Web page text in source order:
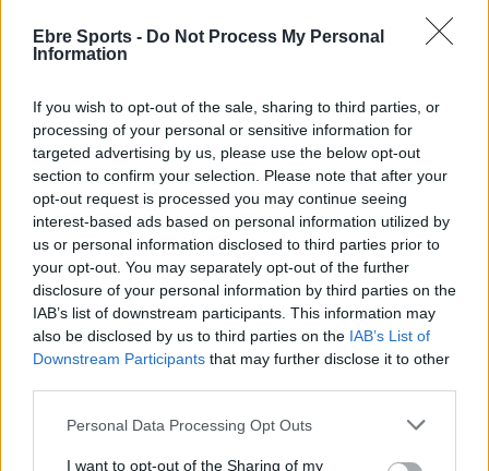
Ebre Sports - Do Not Process My Personal
Information
If you wish to opt-out of the sale, sharing to third parties, or
processing of your personal or sensitive information for
targeted advertising by us, please use the below opt-out
section to confirm your selection. Please note that after your
opt-out request is processed you may continue seeing
interest-based ads based on personal information utilized by
us or personal information disclosed to third parties prior to
your opt-out. You may separately opt-out of the further
disclosure of your personal information by third parties on the
IAB’s list of downstream participants. This information may
also be disclosed by us to third parties on the IAB’s List of
Downstream Participants that may further disclose it to other
Personal Data Processing Opt Outs
I want to opt-out of the Sharing of my
3a divisió
finalitza la pretemporada invicte
Enric Alguero - setembre 6, 2021
- Advertisment -
maig 9, 2026